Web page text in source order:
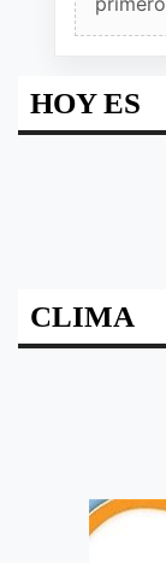
HOY ES
CLIMA